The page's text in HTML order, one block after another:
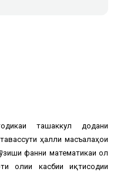
ташаккул додани
ҳалли масъалаҳои
фанни математикаи олӣ
олии касбии иқтисодии